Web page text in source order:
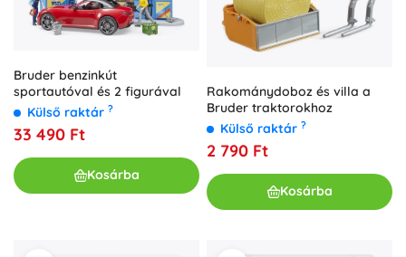
Bruder benzinkút
sportautóval és 2 figurával
Külső raktár ?
33 490 Ft
Kosárba
Rakománydoboz és villa a
Bruder traktorokhoz
Külső raktár ?
2 790 Ft
Kosárba